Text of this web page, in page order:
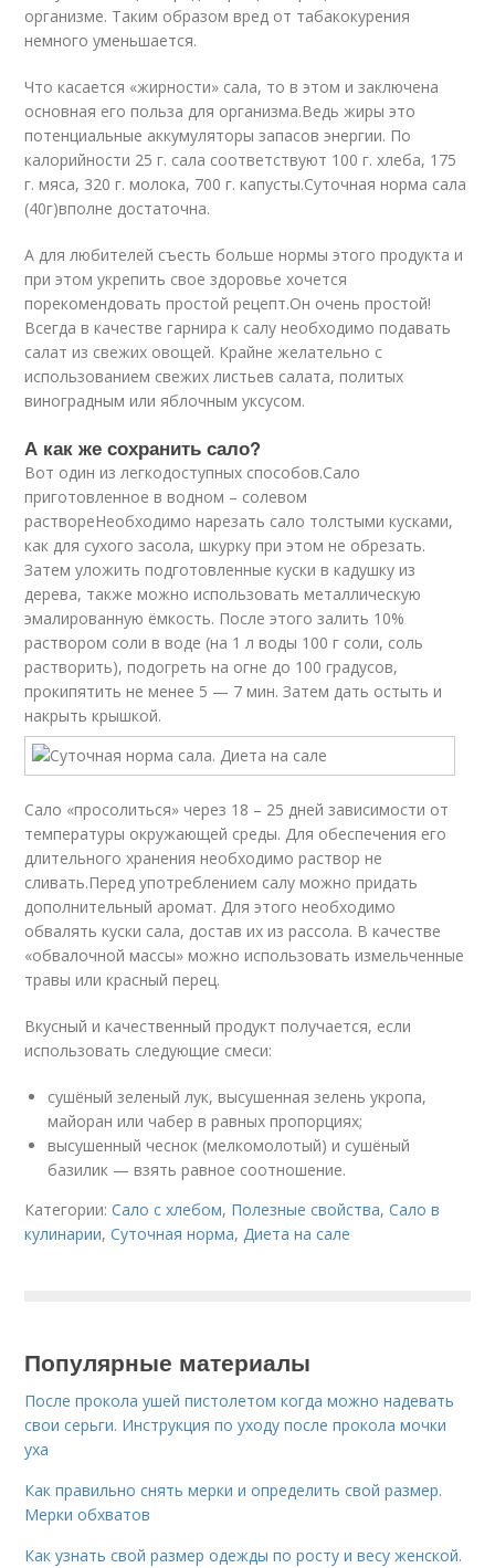
организме. Таким образом вред от табакокурения
немного уменьшается.
Что касается «жирности» сала, то в этом и заключена
основная его польза для организма.Ведь жиры это
потенциальные аккумуляторы запасов энергии. По
калорийности 25 г. сала соответствуют 100 г. хлеба, 175
г. мяса, 320 г. молока, 700 г. капусты.Суточная норма сала
(40г)вполне достаточна.
А для любителей съесть больше нормы этого продукта и
при этом укрепить свое здоровье хочется
порекомендовать простой рецепт.Он очень простой!
Всегда в качестве гарнира к салу необходимо подавать
салат из свежих овощей. Крайне желательно с
использованием свежих листьев салата, политых
виноградным или яблочным уксусом.
А как же сохранить сало?
Вот один из легкодоступных способов.Сало
приготовленное в водном – солевом
раствореНеобходимо нарезать сало толстыми кусками,
как для сухого засола, шкурку при этом не обрезать.
Затем уложить подготовленные куски в кадушку из
дерева, также можно использовать металлическую
эмалированную ёмкость. После этого залить 10%
раствором соли в воде (на 1 л воды 100 г соли, соль
растворить), подогреть на огне до 100 градусов,
прокипятить не менее 5 — 7 мин. Затем дать остыть и
накрыть крышкой.
Сало «просолиться» через 18 – 25 дней зависимости от
температуры окружающей среды. Для обеспечения его
длительного хранения необходимо раствор не
сливать.Перед употреблением салу можно придать
дополнительный аромат. Для этого необходимо
обвалять куски сала, достав их из рассола. В качестве
«обвалочной массы» можно использовать измельченные
травы или красный перец.
Вкусный и качественный продукт получается, если
использовать следующие смеси:
сушёный зеленый лук, высушенная зелень укропа,
майоран или чабер в равных пропорциях;
высушенный чеснок (мелкомолотый) и сушёный
базилик — взять равное соотношение.
Категории:Сало с хлебом, Полезные свойства,Сало в
кулинарии,Суточная норма,Диета на сале
Популярные материалы
После прокола ушей пистолетом когда можно надевать
свои серьги. Инструкция по уходу после прокола мочки
уха
Как правильно снять мерки и определить свой размер.
Мерки обхватов
Как узнать свой размер одежды по росту и весу женской.